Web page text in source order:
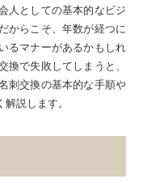
人としての基本的なビジ
からこそ、年数が経つに
るマナーがあるかもしれ
で失敗してしまうと、
刺交換の基本的な手順や
説します。